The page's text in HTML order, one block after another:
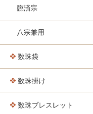
臨済宗
八宗兼用
数珠袋
数珠掛け
数珠ブレスレット